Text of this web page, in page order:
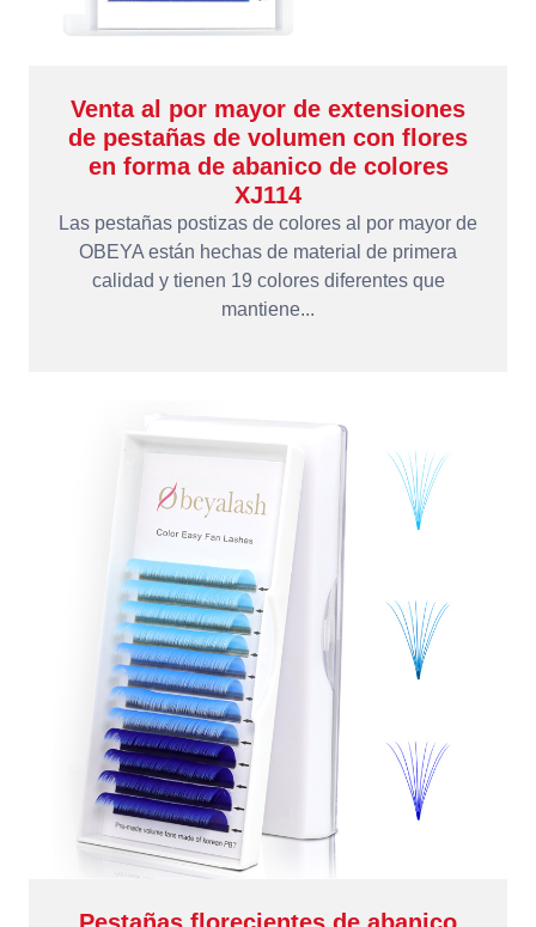
Venta al por mayor de extensiones
de pestañas de volumen con flores
en forma de abanico de colores
XJ114
Las pestañas postizas de colores al por mayor de
OBEYA están hechas de material de primera
calidad y tienen 19 colores diferentes que
mantiene...